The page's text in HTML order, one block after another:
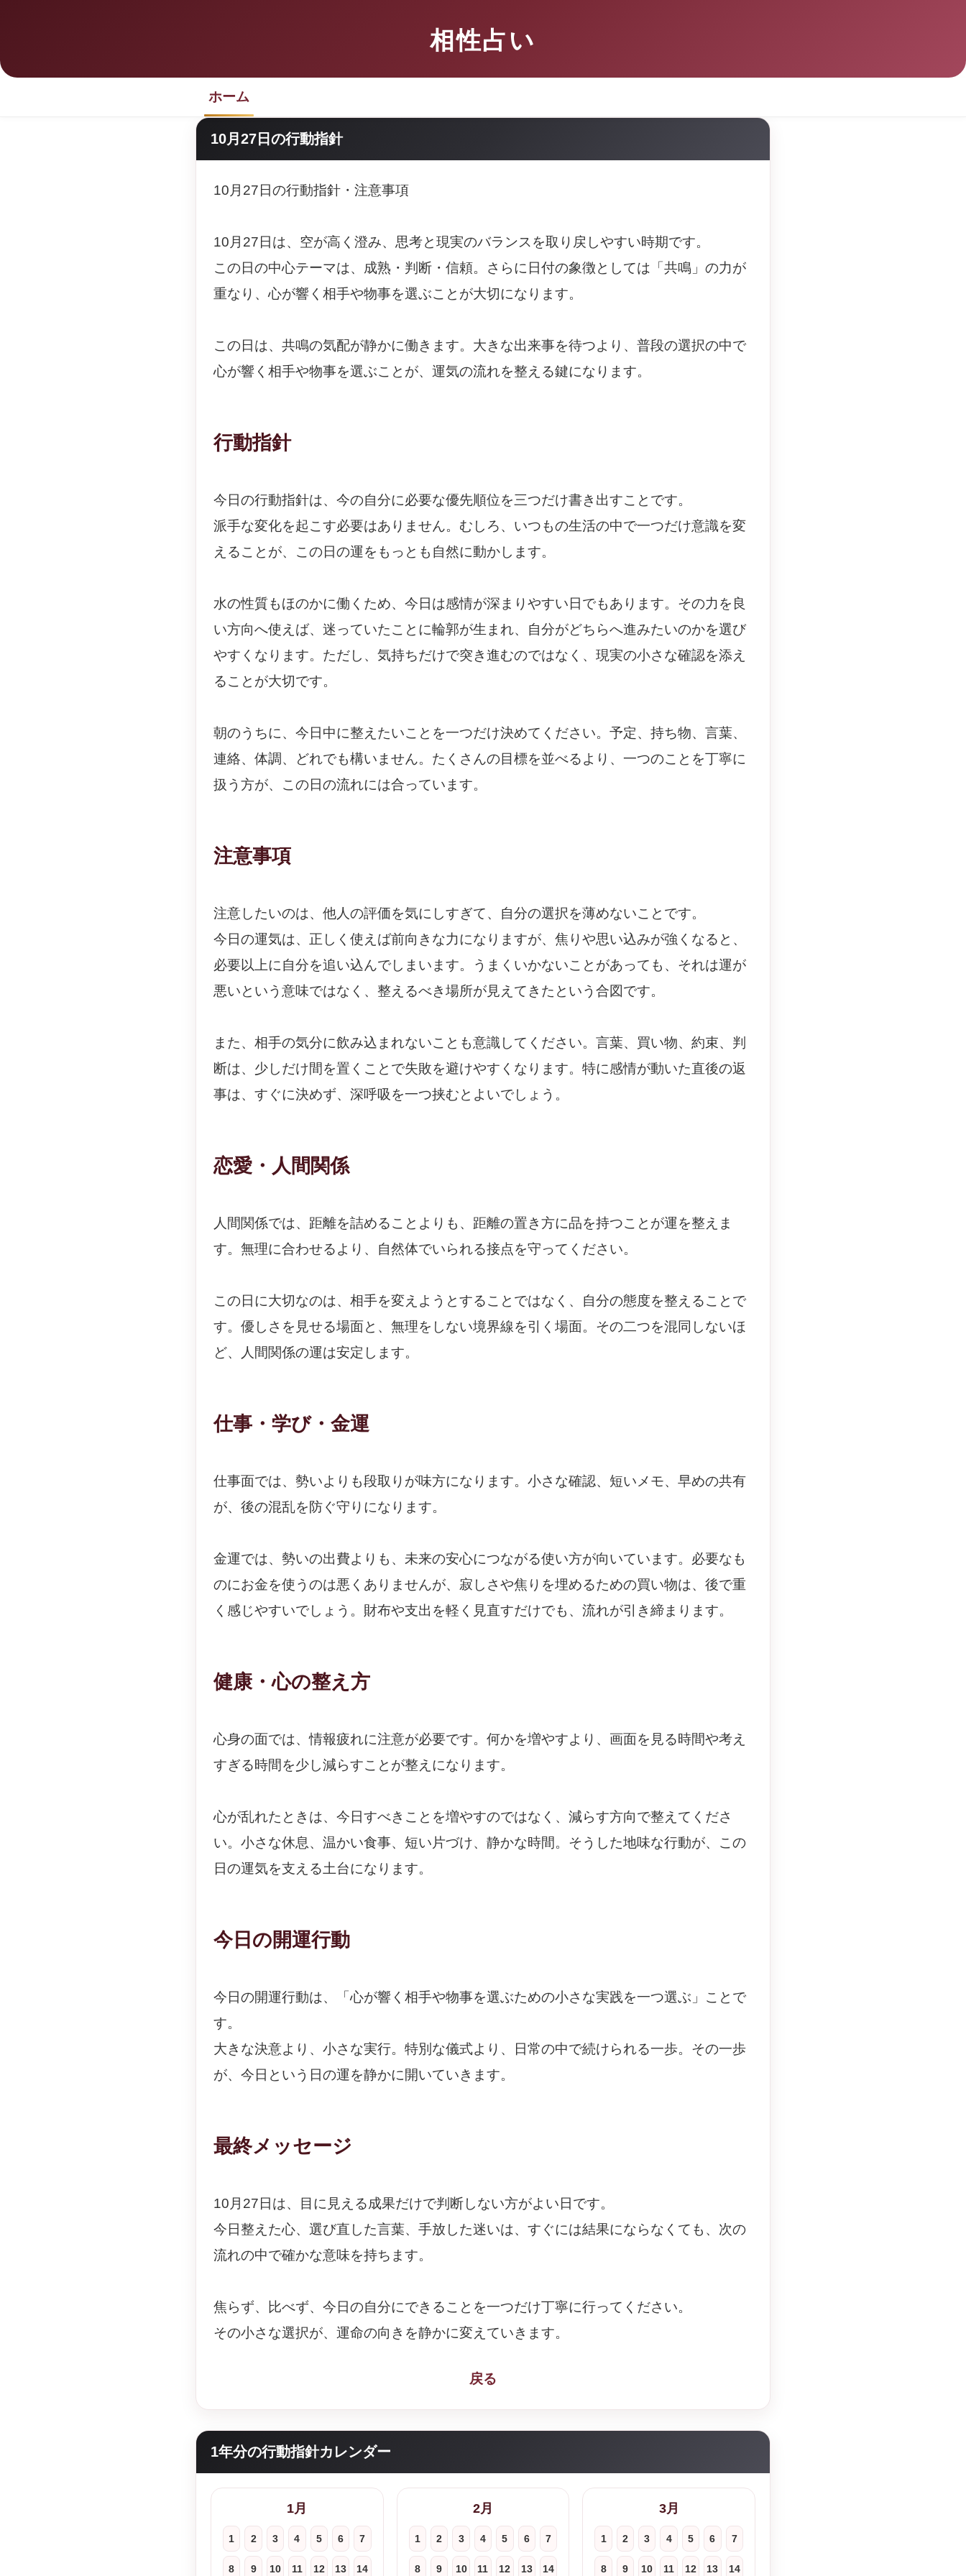
相性占い
ホーム
10月27日の行動指針
10月27日の行動指針・注意事項
10月27日は、空が高く澄み、思考と現実のバランスを取り戻しやすい時期です。
この日の中心テーマは、成熟・判断・信頼。さらに日付の象徴としては「共鳴」の力が
重なり、心が響く相手や物事を選ぶことが大切になります。
この日は、共鳴の気配が静かに働きます。大きな出来事を待つより、普段の選択の中で
心が響く相手や物事を選ぶことが、運気の流れを整える鍵になります。
行動指針
今日の行動指針は、今の自分に必要な優先順位を三つだけ書き出すことです。
派手な変化を起こす必要はありません。むしろ、いつもの生活の中で一つだけ意識を変
えることが、この日の運をもっとも自然に動かします。
水の性質もほのかに働くため、今日は感情が深まりやすい日でもあります。その力を良
い方向へ使えば、迷っていたことに輪郭が生まれ、自分がどちらへ進みたいのかを選び
やすくなります。ただし、気持ちだけで突き進むのではなく、現実の小さな確認を添え
ることが大切です。
朝のうちに、今日中に整えたいことを一つだけ決めてください。予定、持ち物、言葉、
連絡、体調、どれでも構いません。たくさんの目標を並べるより、一つのことを丁寧に
扱う方が、この日の流れには合っています。
注意事項
注意したいのは、他人の評価を気にしすぎて、自分の選択を薄めないことです。
今日の運気は、正しく使えば前向きな力になりますが、焦りや思い込みが強くなると、
必要以上に自分を追い込んでしまいます。うまくいかないことがあっても、それは運が
悪いという意味ではなく、整えるべき場所が見えてきたという合図です。
また、相手の気分に飲み込まれないことも意識してください。言葉、買い物、約束、判
断は、少しだけ間を置くことで失敗を避けやすくなります。特に感情が動いた直後の返
事は、すぐに決めず、深呼吸を一つ挟むとよいでしょう。
恋愛・人間関係
人間関係では、距離を詰めることよりも、距離の置き方に品を持つことが運を整えま
す。無理に合わせるより、自然体でいられる接点を守ってください。
この日に大切なのは、相手を変えようとすることではなく、自分の態度を整えることで
す。優しさを見せる場面と、無理をしない境界線を引く場面。その二つを混同しないほ
ど、人間関係の運は安定します。
仕事・学び・金運
仕事面では、勢いよりも段取りが味方になります。小さな確認、短いメモ、早めの共有
が、後の混乱を防ぐ守りになります。
金運では、勢いの出費よりも、未来の安心につながる使い方が向いています。必要なも
のにお金を使うのは悪くありませんが、寂しさや焦りを埋めるための買い物は、後で重
く感じやすいでしょう。財布や支出を軽く見直すだけでも、流れが引き締まります。
健康・心の整え方
心身の面では、情報疲れに注意が必要です。何かを増やすより、画面を見る時間や考え
すぎる時間を少し減らすことが整えになります。
心が乱れたときは、今日すべきことを増やすのではなく、減らす方向で整えてくださ
い。小さな休息、温かい食事、短い片づけ、静かな時間。そうした地味な行動が、この
日の運気を支える土台になります。
今日の開運行動
今日の開運行動は、「心が響く相手や物事を選ぶための小さな実践を一つ選ぶ」ことで
す。
大きな決意より、小さな実行。特別な儀式より、日常の中で続けられる一歩。その一歩
が、今日という日の運を静かに開いていきます。
最終メッセージ
10月27日は、目に見える成果だけで判断しない方がよい日です。
今日整えた心、選び直した言葉、手放した迷いは、すぐには結果にならなくても、次の
流れの中で確かな意味を持ちます。
焦らず、比べず、今日の自分にできることを一つだけ丁寧に行ってください。
その小さな選択が、運命の向きを静かに変えていきます。
戻る
1年分の行動指針カレンダー
1月
1 2 3 4 5 6 7
8 9 10 11 12 13 14
2月
1 2 3 4 5 6 7
8 9 10 11 12 13 14
3月
1 2 3 4 5 6 7
8 9 10 11 12 13 14